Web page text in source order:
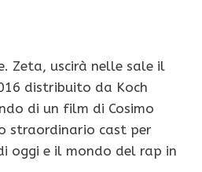
Zeta, uscirà nelle sale il
distribuito da Koch
di un film di Cosimo
straordinario cast per
oggi e il mondo del rap in